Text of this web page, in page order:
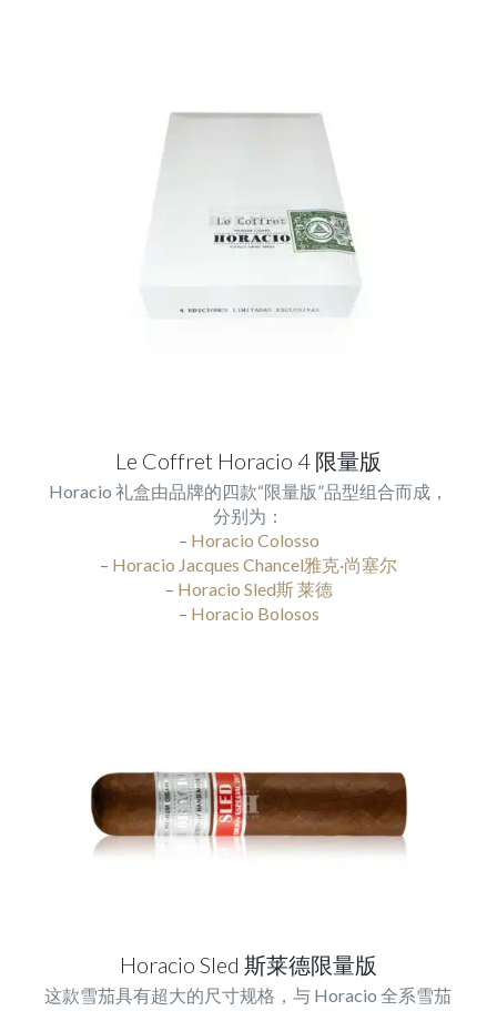
Le Coffret Horacio 4 限量版
Horacio 礼盒由品牌的四款“限量版”品型组合而成，
分别为：
– Horacio Colosso
– Horacio Jacques Chancel雅克·尚塞尔
– Horacio Sled斯 莱德
– Horacio Bolosos
Horacio Sled 斯莱德限量版
这款雪茄具有超大的尺寸规格，与 Horacio 全系雪茄